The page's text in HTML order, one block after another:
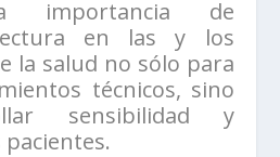
importancia de
en las y los
la salud no sólo para
técnicos, sino
sensibilidad y